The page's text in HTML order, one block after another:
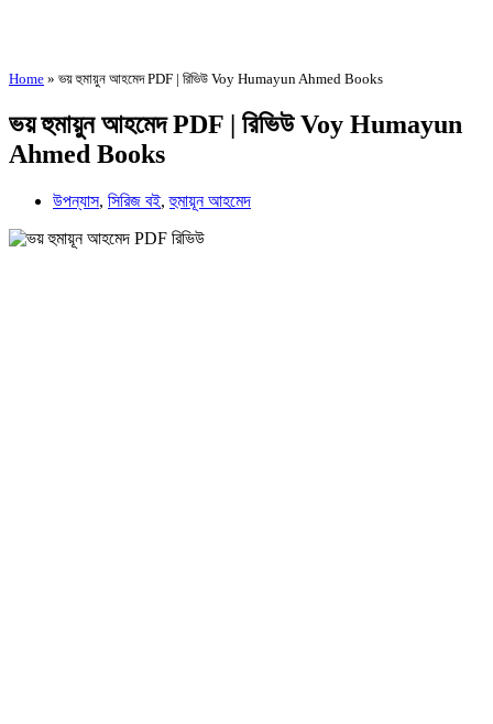
Home » ভয় হুমায়ুন আহমেদ PDF | রিভিউ Voy Humayun Ahmed Books
ভয় হুমায়ুন আহমেদ PDF | রিভিউ Voy Humayun
Ahmed Books
উপন্যাস, সিরিজ বই,হুমায়ূন আহমেদ